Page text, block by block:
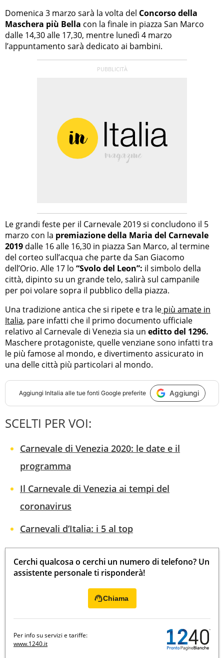
Domenica 3 marzo sarà la volta del Concorso della
Maschera più Bella con la finale in piazza San Marco
dalle 14,30 alle 17,30, mentre lunedì 4 marzo
l’appuntamento sarà dedicato ai bambini.
Le grandi feste per il Carnevale 2019 si concludono il 5
marzo con la premiazione della Maria del Carnevale
2019 dalle 16 alle 16,30 in piazza San Marco, al termine
del corteo sull’acqua che parte da San Giacomo
dell’Orio. Alle 17 lo “Svolo del Leon”: il simbolo della
città, dipinto su un grande telo, salirà sul campanile
per poi volare sopra il pubblico della piazza.
Una tradizione antica che si ripete e tra le più amate in
Italia, pare infatti che il primo documento ufficiale
relativo al Carnevale di Venezia sia un editto del 1296.
Maschere protagoniste, quelle venziane sono infatti tra
le più famose al mondo, e divertimento assicurato in
una delle città più particolari al mondo.
Aggiungi InItalia alle tue fonti Google preferite Aggiungi
SCELTI PER VOI:
Carnevale di Venezia 2020: le date e il
programma
Il Carnevale di Venezia ai tempi del
coronavirus
Carnevali d’Italia: i 5 al top
Cerchi qualcosa o cerchi un numero di telefono? Un
assistente personale ti risponderà!
Chiama
Per info su servizi e tariffe:
www.1240.it